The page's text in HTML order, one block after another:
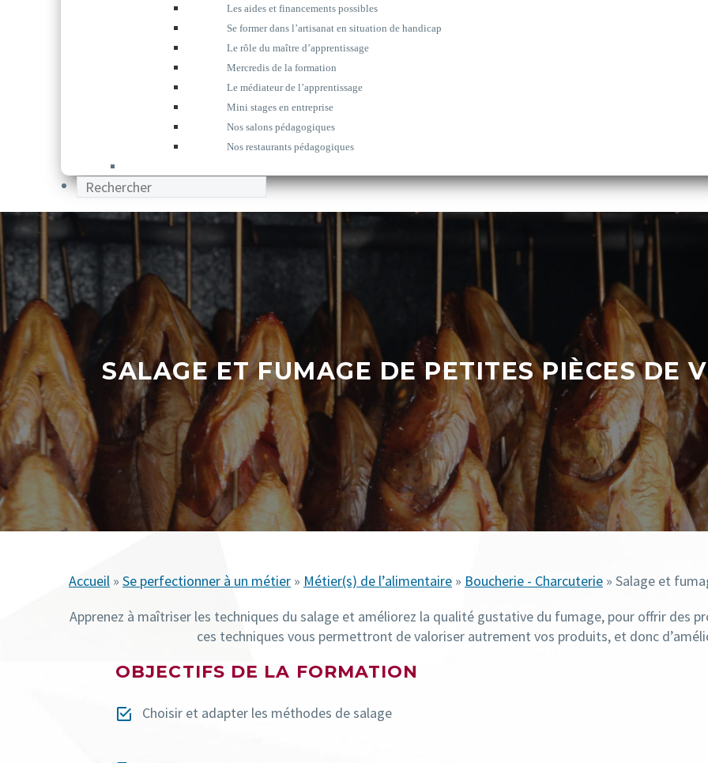
Les aides et financements possibles
Se former dans l’artisanat en situation de handicap
Le rôle du maître d’apprentissage
Mercredis de la formation
Le médiateur de l’apprentissage
Mini stages en entreprise
Nos salons pédagogiques
Nos restaurants pédagogiques
SALAGE ET FUMAGE DE PETITES PIÈCES DE
Accueil » Se perfectionner à un métier » Métier(s) de l’alimentaire » Boucherie - Charcuterie » Salage et
Apprenez à maîtriser les techniques du salage et améliorez la qualité gustative du fumage, pour offrirdes
ces techniques vous permettront de valoriser autrement vos produits, et donc
OBJECTIFS DE LA FORMATION

 Choisir et adapter les méthodes de salage